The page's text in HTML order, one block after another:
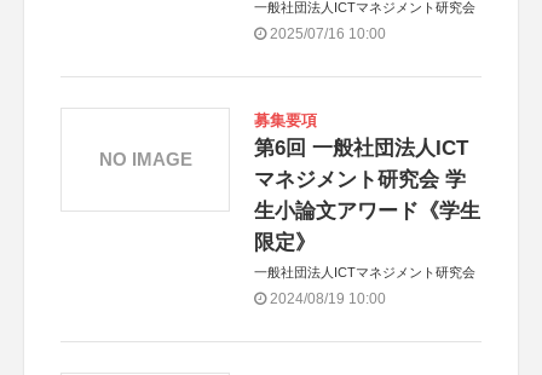
一般社団法人ICTマネジメント研究会
2025/07/16 10:00
募集要項
第6回 一般社団法人ICT
マネジメント研究会 学
生小論文アワード《学生
限定》
一般社団法人ICTマネジメント研究会
2024/08/19 10:00
NO IMAGE